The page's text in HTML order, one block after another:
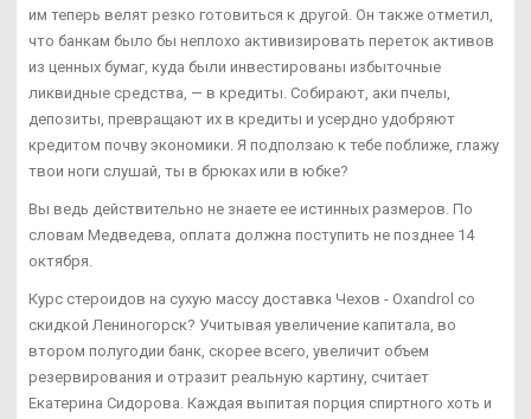
им теперь велят резко готовиться к другой. Он также отметил,
что банкам было бы неплохо активизировать переток активов
из ценных бумаг, куда были инвестированы избыточные
ликвидные средства, — в кредиты. Собирают, аки пчелы,
депозиты, превращают их в кредиты и усердно удобряют
кредитом почву экономики. Я подползаю к тебе поближе, глажу
твои ноги слушай, ты в брюках или в юбке?
Вы ведь действительно не знаете ее истинных размеров. По
словам Медведева, оплата должна поступить не позднее 14
октября.
Курс стероидов на сухую массу доставка Чехов - Oxandrol со
скидкой Лениногорск? Учитывая увеличение капитала, во
втором полугодии банк, скорее всего, увеличит объем
резервирования и отразит реальную картину, считает
Екатерина Сидорова. Каждая выпитая порция спиртного хоть и